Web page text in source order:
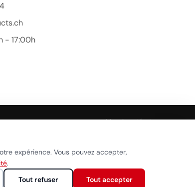
- 17:00h
Mentions légales
expérience. Vous pouvez accepter,
.
Tout refuser Tout accepter